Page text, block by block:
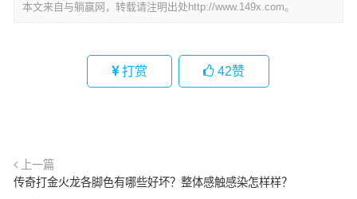
本文来自与躺赢网，转载请注明出处http://www.149x.com。
打赏 42赞
上一篇
传奇打金火龙各脚色有哪些好坏？整体感触感染怎样样？